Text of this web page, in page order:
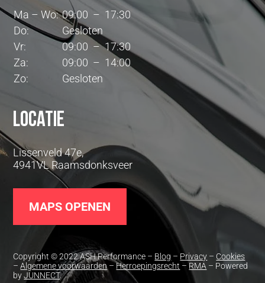
Ma – Wo: 09:00 – 17:30
Do:
Gesloten
Vr:
09:00 – 17:30
Za:
09:00 – 14:00
Zo:
Gesloten
Locatie
Lissenveld 47e,
4941VL Raamsdonksveer
MAPS OPENEN
Copyright © 2022 ASH Performance – Blog – Privacy – Cookies
–Algemene voorwaarden–Herroepingsrecht –RMA – Powered
byJUNNECT.